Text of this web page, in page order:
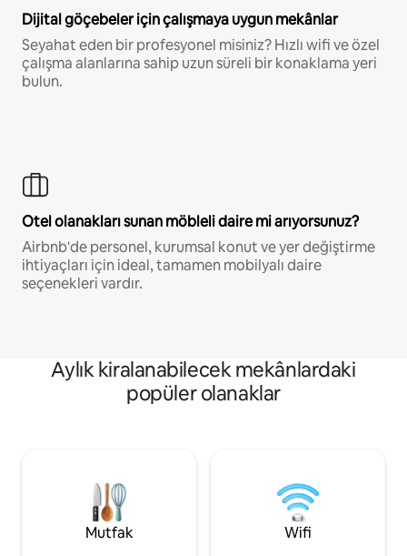
Dijital göçebeler için çalışmaya uygun mekânlar
Seyahat eden bir profesyonel misiniz? Hızlı wifi ve özel
çalışma alanlarına sahip uzun süreli bir konaklama yeri
bulun.
Otel olanakları sunan möbleli daire mi arıyorsunuz?
Airbnb'de personel, kurumsal konut ve yer değiştirme
ihtiyaçları için ideal, tamamen mobilyalı daire
seçenekleri vardır.
Aylık kiralanabilecek mekânlardaki
popüler olanaklar
Mutfak Wifi